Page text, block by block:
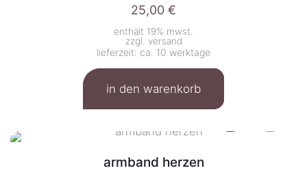
25,00 €
enthält 19% mwst.
zzgl. versand
lieferzeit: ca. 10 werktage
in den warenkorb
armband herzen